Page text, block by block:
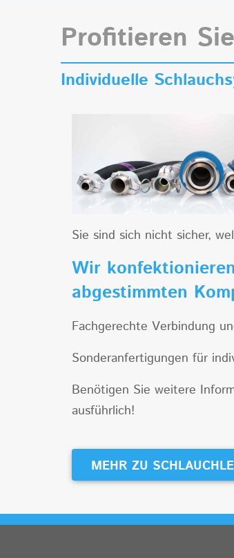
Profitieren
Individuelle
Sie sind sich nicht sicher,
Wir
abgestimmten
Fachgerechte Verbindung
Sonderanfertigungen für
Benötigen Sie weitere
ausführlich!
MEHR ZU